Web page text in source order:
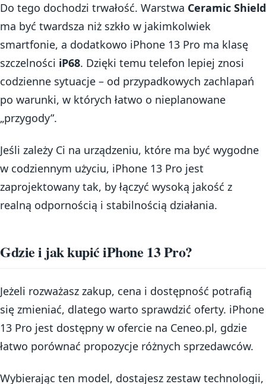
Do tego dochodzi trwałość. Warstwa Ceramic Shield
ma być twardsza niż szkło w jakimkolwiek
smartfonie, a dodatkowo iPhone 13 Pro ma klasę
szczelności iP68. Dzięki temu telefon lepiej znosi
codzienne sytuacje – od przypadkowych zachlapań
po warunki, w których łatwo o nieplanowane
„przygody”.
Jeśli zależy Ci na urządzeniu, które ma być wygodne
w codziennym użyciu, iPhone 13 Pro jest
zaprojektowany tak, by łączyć wysoką jakość z
realną odpornością i stabilnością działania.
Gdzie i jak kupić iPhone 13 Pro?
Jeżeli rozważasz zakup, cena i dostępność potrafią
się zmieniać, dlatego warto sprawdzić oferty. iPhone
13 Pro jest dostępny w ofercie na Ceneo.pl, gdzie
łatwo porównać propozycje różnych sprzedawców.
Wybierając ten model, dostajesz zestaw technologii,